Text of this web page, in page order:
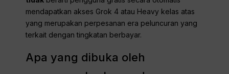
mendapatkan akses Grok 4 atau Heavy kelas atas
yang merupakan perpesanan era peluncuran yang
terkait dengan tingkatan berbayar.
Apa yang dibuka oleh